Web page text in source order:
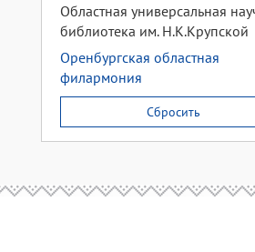
Областная универсальная
библиотека им. Н.К.Крупской
Оренбургская областная
филармония
Сбросить